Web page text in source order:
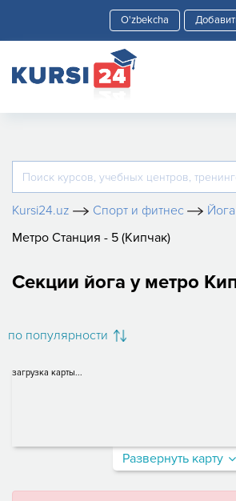
Kursi24.uz Спорт и фитнес
Йога
Метро Станция - 5 (Кипчак)
Секции йога у метро
по популярности
загрузка карты...
Развернуть карту